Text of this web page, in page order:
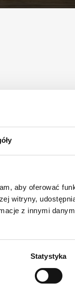
aby oferować
witryny,
z innymi
Statystyka